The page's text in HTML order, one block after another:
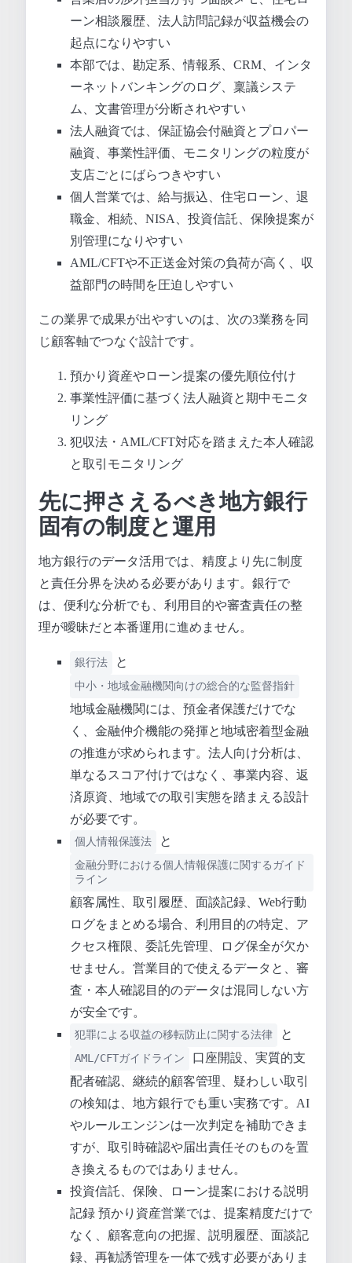
ーン相談履歴、法人訪問記録が収益機会の
起点になりやすい
本部では、勘定系、情報系、CRM、インタ
ーネットバンキングのログ、稟議システ
ム、文書管理が分断されやすい
法人融資では、保証協会付融資とプロパー
融資、事業性評価、モニタリングの粒度が
支店ごとにばらつきやすい
個人営業では、給与振込、住宅ローン、退
職金、相続、NISA、投資信託、保険提案が
別管理になりやすい
AML/CFTや不正送金対策の負荷が高く、収
益部門の時間を圧迫しやすい
この業界で成果が出やすいのは、次の3業務を同
じ顧客軸でつなぐ設計です。
預かり資産やローン提案の優先順位付け
事業性評価に基づく法人融資と期中モニタ
リング
犯収法・AML/CFT対応を踏まえた本人確認
と取引モニタリング
先に押さえるべき地方銀行
固有の制度と運用
地方銀行のデータ活用では、精度より先に制度
と責任分界を決める必要があります。銀行で
は、便利な分析でも、利用目的や審査責任の整
理が曖昧だと本番運用に進めません。
銀行法 と
中小・地域金融機関向けの総合的な監督指針
地域金融機関には、預金者保護だけでな
く、金融仲介機能の発揮と地域密着型金融
の推進が求められます。法人向け分析は、
単なるスコア付けではなく、事業内容、返
済原資、地域での取引実態を踏まえる設計
が必要です。
個人情報保護法 と
金融分野における個人情報保護に関するガイド
ライン
顧客属性、取引履歴、面談記録、Web行動
ログをまとめる場合、利用目的の特定、ア
クセス権限、委託先管理、ログ保全が欠か
せません。営業目的で使えるデータと、審
査・本人確認目的のデータは混同しない方
が安全です。
犯罪による収益の移転防止に関する法律 と
AML/CFTガイドライン
口座開設、実質的支
配者確認、継続的顧客管理、疑わしい取引
の検知は、地方銀行でも重い実務です。AI
やルールエンジンは一次判定を補助できま
すが、取引時確認や届出責任そのものを置
き換えるものではありません。
投資信託、保険、ローン提案における説明
記録 預かり資産営業では、提案精度だけで
なく、顧客意向の把握、説明履歴、面談記
録、再勧誘管理を一体で残す必要がありま